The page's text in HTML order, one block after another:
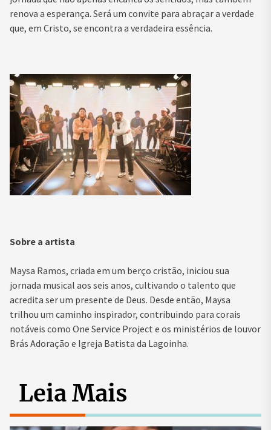
renova a esperança. Será um convite para abraçar a verdade
que, em Cristo, se encontra a verdadeira essência.
Sobre a artista
Maysa Ramos, criada em um berço cristão, iniciou sua
jornada musical aos seis anos, cultivando o talento que
acredita ser um presente de Deus. Desde então, Maysa
trilhou um caminho inspirador, contribuindo para corais
notáveis como One Service Project e os ministérios de louvor
Brás Adoração e Igreja Batista da Lagoinha.
Leia Mais